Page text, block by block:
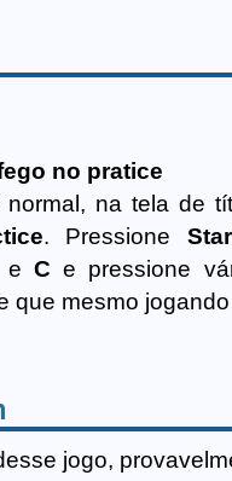
no pratice
na tela de
. Pressione
e C e pressione
que mesmo
jogo,